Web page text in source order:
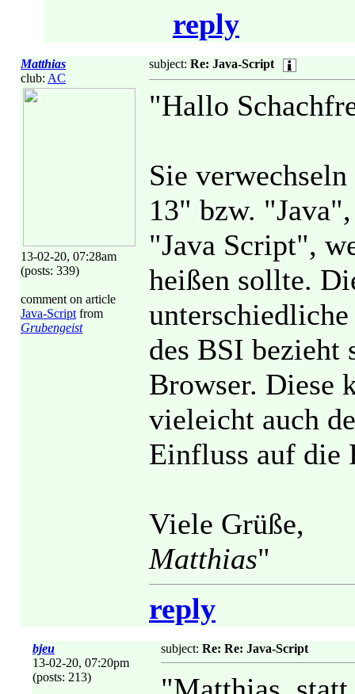
reply
Matthias
club: AC
13-02-20, 07:28am
(posts: 339)
comment on article
Java-Script from
Grubengeist
subject: Re: Java-Script
"Hallo
Sie
13" bzw.
"Java Script",
heißen sollte.
des BSI bezieht
Browser. Diese
vieleicht auch
Einfluss auf die
Viele Grüße,
Matthias"
reply
bjeu
13-02-20, 07:20pm
(posts: 213)
subject: Re: Re: Java-Script